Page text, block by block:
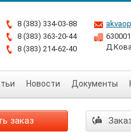
8 (383) 334-03-88
8 (383) 363-20-44
8 (383) 214-62-40
Новости Документы
заказ